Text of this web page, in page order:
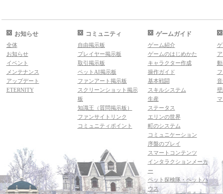
お知らせ
全体
お知らせ
イベント
メンテナンス
アップデート
ETERNITY
コミュニティ
自由掲示板
プレイヤー掲示板
取引掲示板
ペットAI掲示板
ファンアート掲示板
スクリーンショット掲示
板
知識王（質問掲示板）
ファンサイトリンク
コミュニティポイント
ゲームガイド
ゲーム紹介
ゲームのはじめかた
キャラクター作成
操作ガイド
基本戦闘
スキルシステム
生産
ステータス
エリンの世界
町のシステム
コミュニケーション
序盤のプレイ
スマートコンテンツ
インタラクションメーカ
ー
ペット探検隊・ペットハ
ウス